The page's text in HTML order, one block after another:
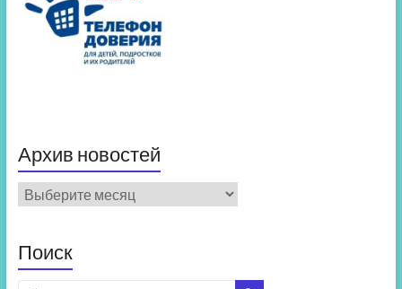
Архив новостей
Архив
новостей
Поиск